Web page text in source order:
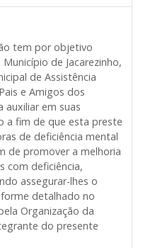
tem por objetivo
Município de Jacarezinho,
de Assistência
e Amigos dos
auxiliar em suas
a fim de que esta preste
de deficiência mental
de promover a melhoria
com deficiência,
assegurar-lhes o
detalhado no
Organização da
do presente